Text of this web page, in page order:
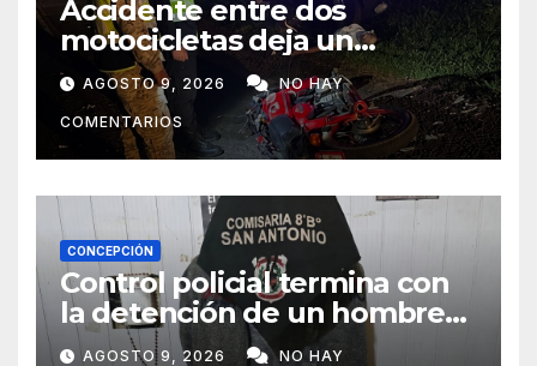
Accidente entre dos
motocicletas deja un
fallecido y dos heridos en Yby
Yaú
AGOSTO 9, 2026 NO HAY
COMENTARIOS
CONCEPCIÓN
Control policial termina con
la detención de un hombre
requerido por la justicia
AGOSTO 9, 2026 NO HAY